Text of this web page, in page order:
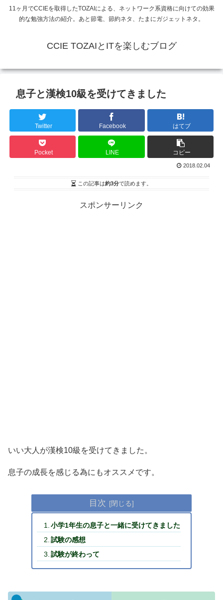
11ヶ月でCCIEを取得したTOZAIによる、ネットワーク系資格に向けての効果
的な勉強方法の紹介。あと節電、節約ネタ、たまにガジェットネタ。
CCIE TOZAIとITを楽しむブログ
息子と漢検10級を受けてきました
Twitter Facebook はてブ
Pocket LINE コピー
2018.02.04
この記事は約3分で読めます。
スポンサーリンク
いい大人が漢検10級を受けてきました。
息子の成長を感じる為にもオススメです。
目次
小学1年生の息子と一緒に受けてきました
試験の感想
試験が終わって